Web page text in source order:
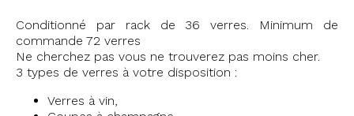
Conditionné par rack de 36 verres. Minimum de
commande 72 verres
Ne cherchez pas vous ne trouverez pas moins cher.
3 types de verres à votre disposition :
Verres à vin,